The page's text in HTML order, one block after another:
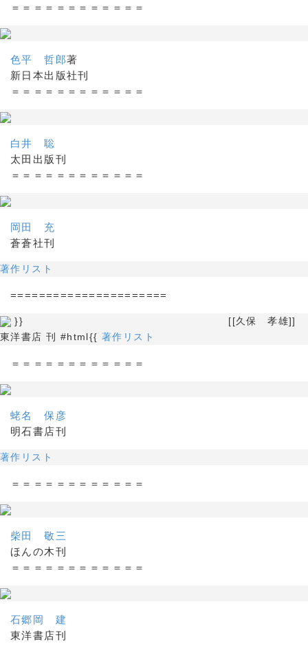
＝＝＝＝＝＝＝＝＝＝＝＝
色平 哲郎著
新日本出版社刊
＝＝＝＝＝＝＝＝＝＝＝＝
白井 聡
太田出版刊
＝＝＝＝＝＝＝＝＝＝＝＝
岡田 充
蒼蒼社刊
著作リスト
======================
}} [[久保 孝雄]]
東洋書店 刊 #html{{ 著作リスト
＝＝＝＝＝＝＝＝＝＝＝＝
蛯名 保彦
明石書店刊
著作リスト
＝＝＝＝＝＝＝＝＝＝＝＝
柴田 敬三
ほんの木刊
＝＝＝＝＝＝＝＝＝＝＝＝
石郷岡 建
東洋書店刊